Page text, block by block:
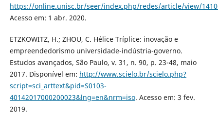
https://online.unisc.br/seer/index.php/redes/article/view/
Acesso em: 1 abr. 2020.
ETZKOWITZ, H.; ZHOU, C. Hélice Tríplice: inovação e
empreendedorismo universidade-indústria-governo.
Estudos avançados, São Paulo, v. 31, n. 90, p. 23-48, maio
2017. Disponível em: http://www.scielo.br/scielo.php?
script=sci_arttext&pid=S0103-
40142017000200023&lng=en&nrm=iso. Acesso em: 3 fev.
2019.